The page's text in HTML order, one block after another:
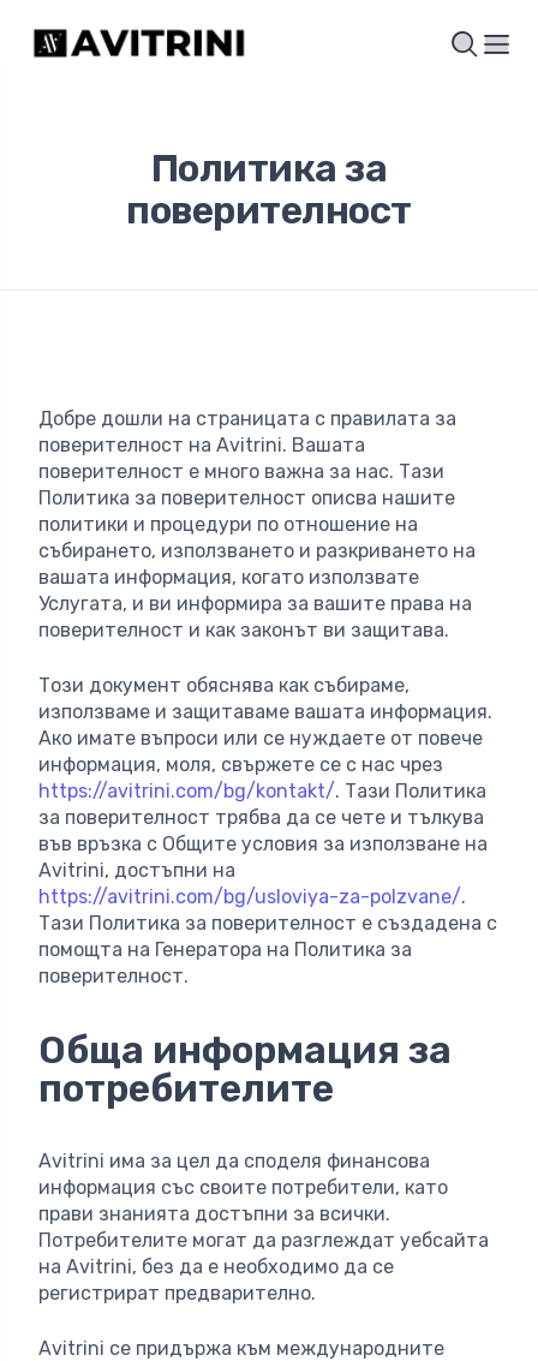
Политика за
поверителност
Добре дошли на страницата с правилата за
поверителност на Avitrini. Вашата
поверителност е много важна за нас. Тази
Политика за поверителност описва нашите
политики и процедури по отношение на
събирането, използването и разкриването на
вашата информация, когато използвате
Услугата, и ви информира за вашите права на
поверителност и как законът ви защитава.
Този документ обяснява как събираме,
използваме и защитаваме вашата информация.
Ако имате въпроси или се нуждаете от повече
информация, моля, свържете се с нас чрез
https://avitrini.com/bg/kontakt/. Тази Политика
за поверителност трябва да се чете и тълкува
във връзка с Общите условия за използване на
Avitrini, достъпни на
https://avitrini.com/bg/usloviya-za-polzvane/.
Тази Политика за поверителност е създадена с
помощта на Генератора на Политика за
поверителност.
Обща информация за
потребителите
Avitrini има за цел да споделя финансова
информация със своите потребители, като
прави знанията достъпни за всички.
Потребителите могат да разглеждат уебсайта
на Avitrini, без да е необходимо да се
регистрират предварително.
Avitrini се придържа към международните